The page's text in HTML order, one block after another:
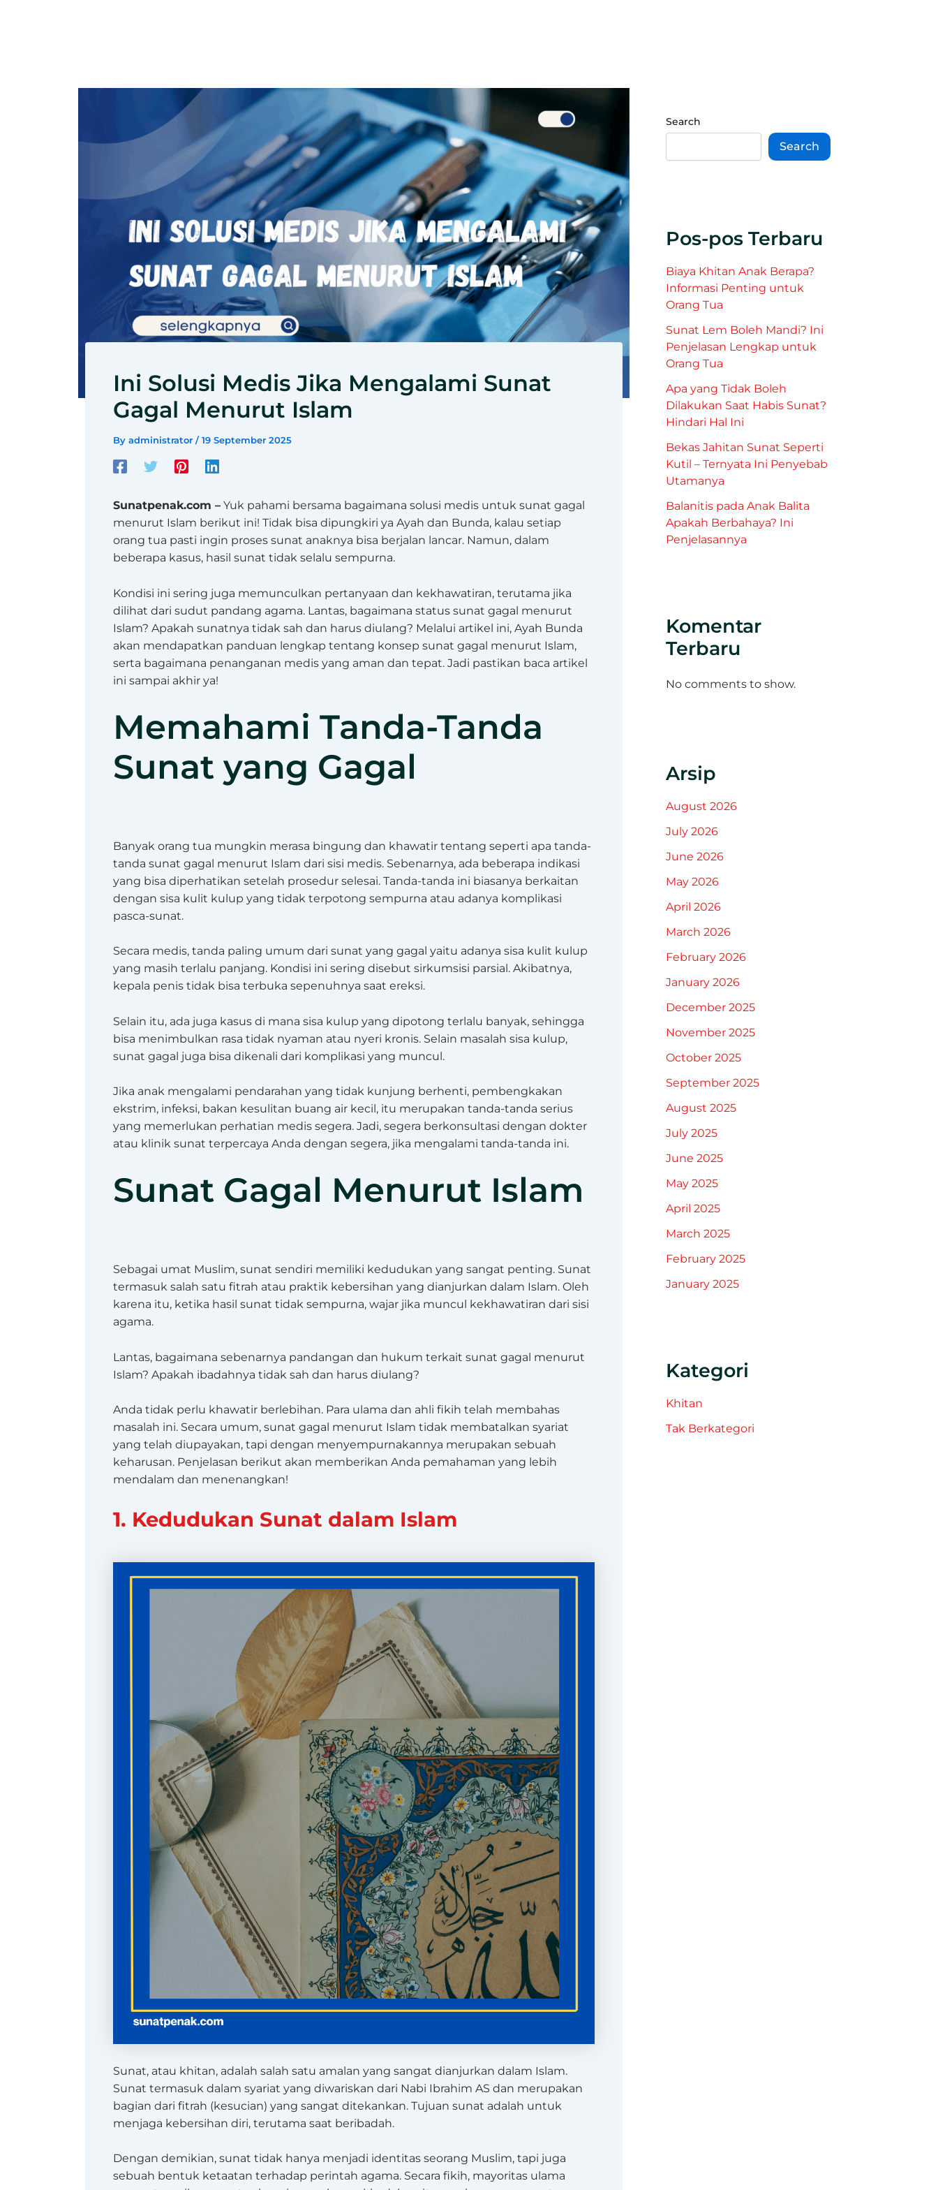
Ini Solusi Medis Jika Mengalami Sunat
Gagal Menurut Islam
By administrator /19 September 2025
Sunatpenak.com – Yuk pahami bersama bagaimana solusi medis untuk sunat gagal
menurut Islam berikut ini! Tidak bisa dipungkiri ya Ayah dan Bunda, kalau setiap
orang tua pasti ingin proses sunat anaknya bisa berjalan lancar. Namun, dalam
beberapa kasus, hasil sunat tidak selalu sempurna.
Kondisi ini sering juga memunculkan pertanyaan dan kekhawatiran, terutama jika
dilihat dari sudut pandang agama. Lantas, bagaimana status sunat gagal menurut
Islam? Apakah sunatnya tidak sah dan harus diulang? Melalui artikel ini, Ayah Bunda
akan mendapatkan panduan lengkap tentang konsep sunat gagal menurut Islam,
serta bagaimana penanganan medis yang aman dan tepat. Jadi pastikan baca artikel
ini sampai akhir ya!
Memahami Tanda-Tanda
Sunat yang Gagal
Banyak orang tua mungkin merasa bingung dan khawatir tentang seperti apa tanda-
tanda sunat gagal menurut Islam dari sisi medis. Sebenarnya, ada beberapa indikasi
yang bisa diperhatikan setelah prosedur selesai. Tanda-tanda ini biasanya berkaitan
dengan sisa kulit kulup yang tidak terpotong sempurna atau adanya komplikasi
pasca-sunat.
Secara medis, tanda paling umum dari sunat yang gagal yaitu adanya sisa kulit kulup
yang masih terlalu panjang. Kondisi ini sering disebut sirkumsisi parsial. Akibatnya,
kepala penis tidak bisa terbuka sepenuhnya saat ereksi.
Selain itu, ada juga kasus di mana sisa kulup yang dipotong terlalu banyak, sehingga
bisa menimbulkan rasa tidak nyaman atau nyeri kronis. Selain masalah sisa kulup,
sunat gagal juga bisa dikenali dari komplikasi yang muncul.
Jika anak mengalami pendarahan yang tidak kunjung berhenti, pembengkakan
ekstrim, infeksi, bakan kesulitan buang air kecil, itu merupakan tanda-tanda serius
yang memerlukan perhatian medis segera. Jadi, segera berkonsultasi dengan dokter
atau klinik sunat terpercaya Anda dengan segera, jika mengalami tanda-tanda ini.
Sunat Gagal Menurut Islam
Sebagai umat Muslim, sunat sendiri memiliki kedudukan yang sangat penting. Sunat
termasuk salah satu fitrah atau praktik kebersihan yang dianjurkan dalam Islam. Oleh
karena itu, ketika hasil sunat tidak sempurna, wajar jika muncul kekhawatiran dari sisi
agama.
Lantas, bagaimana sebenarnya pandangan dan hukum terkait sunat gagal menurut
Islam? Apakah ibadahnya tidak sah dan harus diulang?
Anda tidak perlu khawatir berlebihan. Para ulama dan ahli fikih telah membahas
masalah ini. Secara umum, sunat gagal menurut Islam tidak membatalkan syariat
yang telah diupayakan, tapi dengan menyempurnakannya merupakan sebuah
keharusan. Penjelasan berikut akan memberikan Anda pemahaman yang lebih
mendalam dan menenangkan!
1. Kedudukan Sunat dalam Islam
Sunat, atau khitan, adalah salah satu amalan yang sangat dianjurkan dalam Islam.
Sunat termasuk dalam syariat yang diwariskan dari Nabi Ibrahim AS dan merupakan
bagian dari fitrah (kesucian) yang sangat ditekankan. Tujuan sunat adalah untuk
menjaga kebersihan diri, terutama saat beribadah.
Dengan demikian, sunat tidak hanya menjadi identitas seorang Muslim, tapi juga
sebuah bentuk ketaatan terhadap perintah agama. Secara fikih, mayoritas ulama
Search
Search
Pos-pos Terbaru
Biaya Khitan Anak Berapa?
Informasi Penting untuk
Orang Tua
Sunat Lem Boleh Mandi? Ini
Penjelasan Lengkap untuk
Orang Tua
Apa yang Tidak Boleh
Dilakukan Saat Habis Sunat?
Hindari Hal Ini
Bekas Jahitan Sunat Seperti
Kutil – Ternyata Ini Penyebab
Utamanya
Balanitis pada Anak Balita
Apakah Berbahaya? Ini
Penjelasannya
Komentar
Terbaru
No comments to show.
Arsip
August 2026
July 2026
June 2026
May 2026
April 2026
March 2026
February 2026
January 2026
December 2025
November 2025
October 2025
September 2025
August 2025
July 2025
June 2025
May 2025
April 2025
March 2025
February 2025
January 2025
Kategori
Khitan
Tak Berkategori